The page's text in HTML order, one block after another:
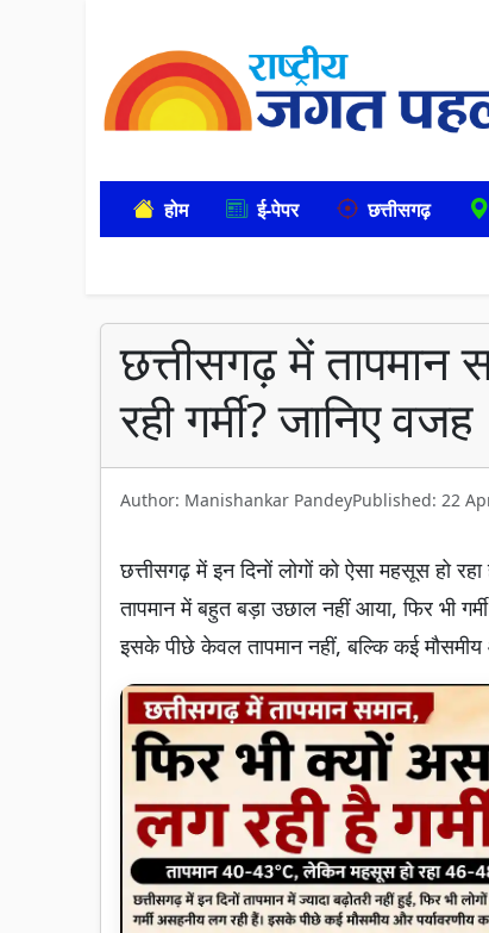
होम ई-पेपर छत्तीसगढ़
छत्तीसगढ़ में तापमान
रही गर्मी? जानिए वजह
Author: Manishankar PandeyPublished: 22
छत्तीसगढ़ में इन दिनों लोगों को ऐसा महसूस हो
तापमान में बहुत बड़ा उछाल नहीं आया, फिर भी
इसके पीछे केवल तापमान नहीं, बल्कि कई मौसमीय